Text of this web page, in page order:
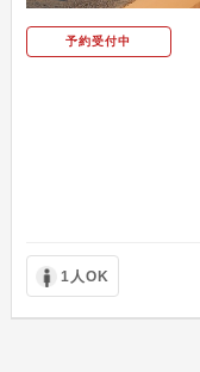
予約受付中
1人OK